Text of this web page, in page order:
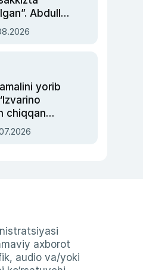
Abdulla
asrab
yorib
chiqqan
Ukraina
axborot
audio va/yoki